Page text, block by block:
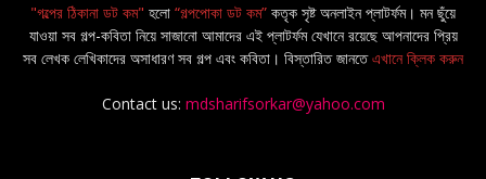
"গল্পের ঠিকানা ডট কম" হলো “গল্পপোকা ডট কম” কতৃক সৃষ্ট অনলাইন প্লাটর্ফম। মন ছুঁয়ে
যাওয়া সব গল্প-কবিতা নিয়ে সাজানো আমাদের এই প্লাটর্ফম যেখানে রয়েছে আপনাদের প্রিয়
সব লেখক লেখিকাদের অসাধারণ সব গল্প এবং কবিতা। বিস্তারিত জানতেএখানে ক্লিক করুন
Contact us: mdsharifsorkar@yahoo.com